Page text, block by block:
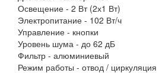
Освещение - 2 Вт (2х1 Вт)
Электропитание - 102 Вт/ч
Управление - кнопки
Уровень шума - до 62 дБ
Фильтр - алюминиевый
Режим работы - отвод / циркуляция